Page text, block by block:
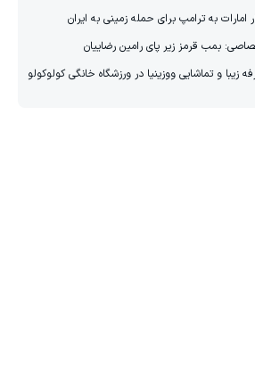
امارات به ترامپ برای حمله زمینی به ایران
بمب قرمز زیر پای رامین رضاییان
زیبا و تماشایی ووزینیا در ورزشگاه خانگی کولوکولو